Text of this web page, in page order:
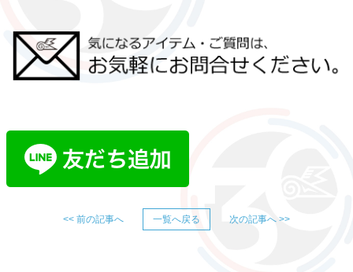
<< 前の記事へ 一覧へ戻る 次の記事へ >>